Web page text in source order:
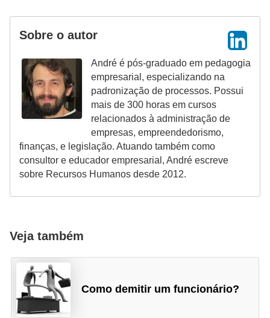
Sobre o autor
André é pós-graduado em pedagogia
empresarial, especializando na
padronização de processos. Possui
mais de 300 horas em cursos
relacionados à administração de
empresas, empreendedorismo,
finanças, e legislação. Atuando também como
consultor e educador empresarial, André escreve
sobre Recursos Humanos desde 2012.
Veja também
Como demitir um funcionário?
d
e
o
n
t
o
l
e
d
p
n
t